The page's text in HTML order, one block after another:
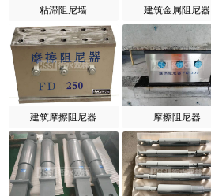
粘滞阻尼墙 建筑金属阻尼器
建筑摩擦阻尼器 摩擦阻尼器